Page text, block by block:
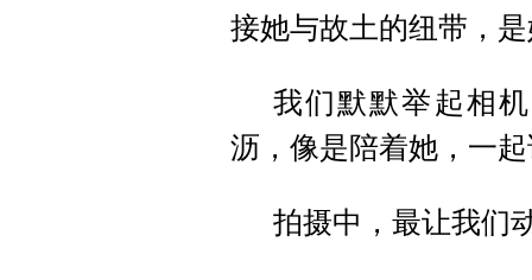
接她与故土的纽带，
我们默默举起相
沥，像是陪着她，一
拍摄中，最让我们